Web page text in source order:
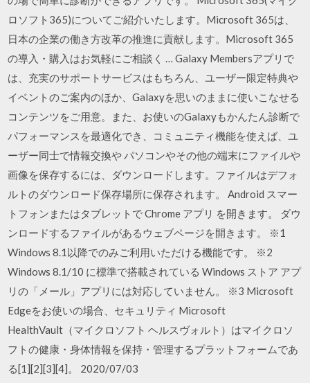
ロソフト365)についてご紹介いたします。Microsoft 365は、
日本の企業の働き方改革の推進に貢献します。Microsoft 365
の導入・購入はお気軽にご相談く … Galaxy Membersアプリで
は、充実のサポートサービスはもちろん、ユーザー限定特典や
イベントのご案内のほか、Galaxyを思いのままに使いこなせる
コンテンツをご用意。また、お使いのGalaxyもかんたん診断で
パフォーマンスを最適化でき、コミュニティ機能を使えば、ユ
ーザー同士で情報交換や パソコンやその他の端末にファイルや
画像を保存するには、ダウンロードします。ファイルはデフォ
ルトのダウンロード保存場所に保存されます。 Android スマー
トフォンまたはタブレットで Chrome アプリ を開きます。 ダウ
ンロードするファイルがあるウェブページを開きます。 ※1
Windows 8.1以降でのみご利用いただける機能です。 ※2
Windows 8.1/10 に標準で搭載されている Windows ストア アプ
リの「メール」アプリには対応していません。 ※3 Microsoft
Edgeをお使いの場合、セキュリティ Microsoft
HealthVault（マイクロソフト ヘルスヴォルト）はマイクロソ
フトの健康・身体情報を保持・管理するプラットフォームであ
る[1][2][3][4]。 2020/07/03